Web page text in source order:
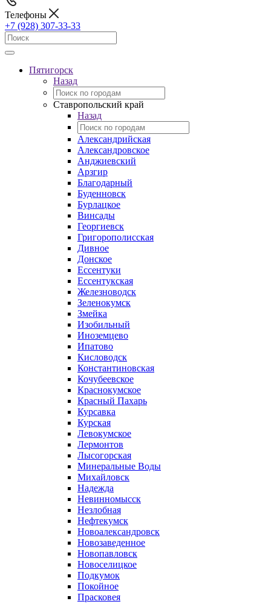
Телефоны
+7 (928) 307-33-33
Пятигорск
Назад
Ставропольский край
Назад
Александрийская
Александровское
Анджиевский
Арзгир
Благодарный
Буденновск
Бурлацкое
Винсады
Георгиевск
Григорополисская
Дивное
Донское
Ессентуки
Ессентукская
Железноводск
Зеленокумск
Змейка
Изобильный
Иноземцево
Ипатово
Кисловодск
Константиновская
Кочубеевское
Краснокумское
Красный Пахарь
Курсавка
Курская
Левокумское
Лермонтов
Лысогорская
Минеральные Воды
Михайловск
Надежда
Невинномысск
Незлобная
Нефтекумск
Новоалександровск
Новозаведенное
Новопавловск
Новоселицкое
Подкумок
Покойное
Прасковея